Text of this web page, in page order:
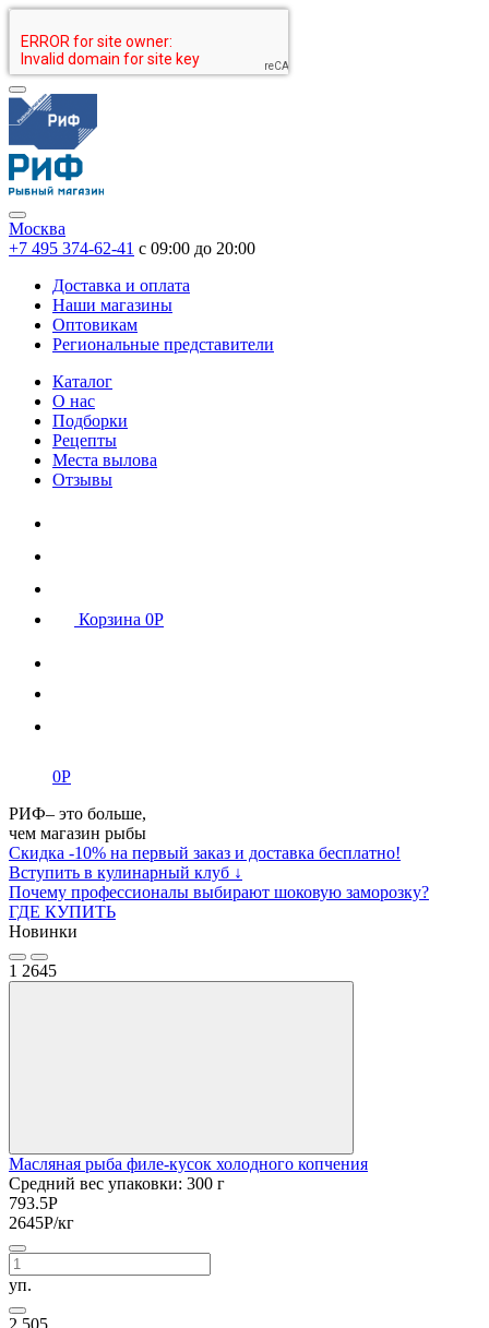
Москва
+7 495 374-62-41 c 09:00 до 20:00
Доставка и оплата
Наши магазины
Оптовикам
Региональные представители
Каталог
О нас
Подборки
Рецепты
Места вылова
Отзывы
Корзина 0Р
0Р
РИФ– это больше,
чем магазин рыбы
Скидка -10% на первый заказ и доставка бесплатно!
Вступить в кулинарный клуб ↓
Почему профессионалы выбирают шоковую заморозку?
ГДЕ КУПИТЬ
Новинки
1 2645
Масляная рыба филе-кусок холодного копчения
Средний вес упаковки: 300 г
793.5Р
2645Р/кг
уп.